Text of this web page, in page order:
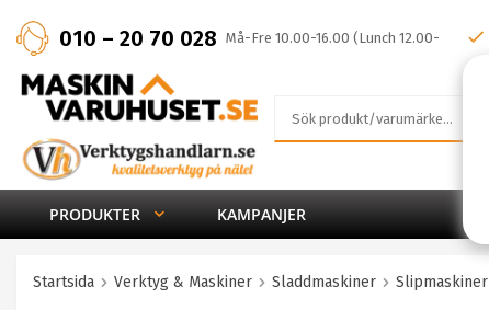
010 – 20 70 028 Må-Fre 10.00-16.00 (Lunch 12.00-
13.00)
PRODUKTER KAMPANJER
Startsida Verktyg & Maskiner Sladdmaskiner Slipmaskiner